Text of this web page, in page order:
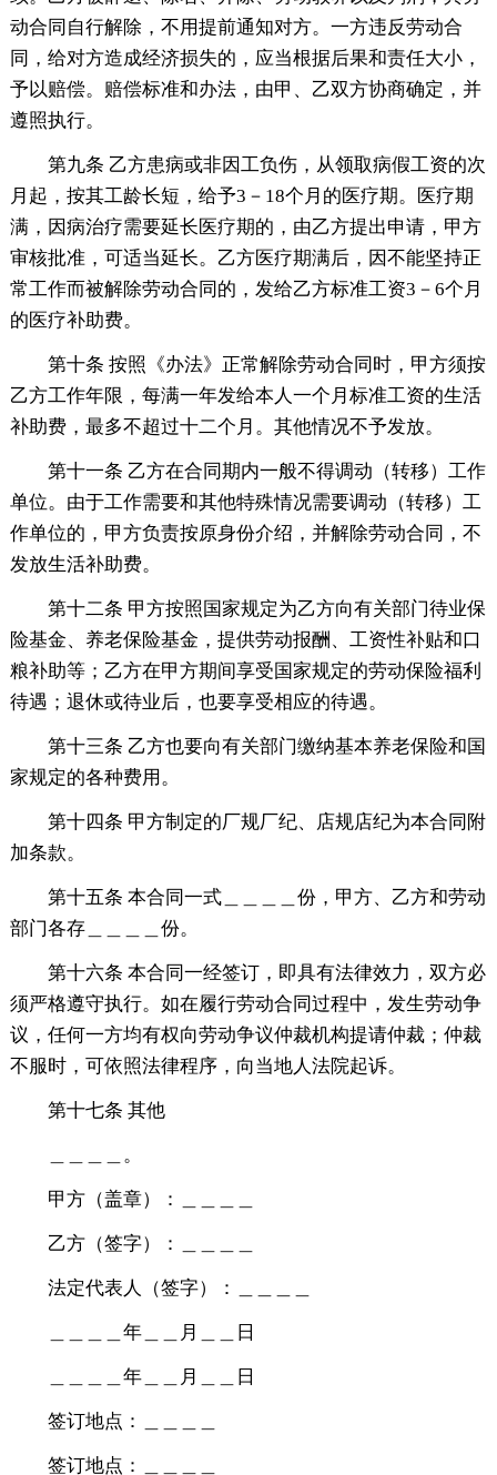
动合同自行解除，不用提前通知对方。一方违反劳动合
同，给对方造成经济损失的，应当根据后果和责任大小，
予以赔偿。赔偿标准和办法，由甲、乙双方协商确定，并
遵照执行。
第九条 乙方患病或非因工负伤，从领取病假工资的次
月起，按其工龄长短，给予3－18个月的医疗期。医疗期
满，因病治疗需要延长医疗期的，由乙方提出申请，甲方
审核批准，可适当延长。乙方医疗期满后，因不能坚持正
常工作而被解除劳动合同的，发给乙方标准工资3－6个月
的医疗补助费。
第十条 按照《办法》正常解除劳动合同时，甲方须按
乙方工作年限，每满一年发给本人一个月标准工资的生活
补助费，最多不超过十二个月。其他情况不予发放。
第十一条 乙方在合同期内一般不得调动（转移）工作
单位。由于工作需要和其他特殊情况需要调动（转移）工
作单位的，甲方负责按原身份介绍，并解除劳动合同，不
发放生活补助费。
第十二条 甲方按照国家规定为乙方向有关部门待业保
险基金、养老保险基金，提供劳动报酬、工资性补贴和口
粮补助等；乙方在甲方期间享受国家规定的劳动保险福利
待遇；退休或待业后，也要享受相应的待遇。
第十三条 乙方也要向有关部门缴纳基本养老保险和国
家规定的各种费用。
第十四条 甲方制定的厂规厂纪、店规店纪为本合同附
加条款。
第十五条 本合同一式＿＿＿＿份，甲方、乙方和劳动
部门各存＿＿＿＿份。
第十六条 本合同一经签订，即具有法律效力，双方必
须严格遵守执行。如在履行劳动合同过程中，发生劳动争
议，任何一方均有权向劳动争议仲裁机构提请仲裁；仲裁
不服时，可依照法律程序，向当地人法院起诉。
第十七条 其他
＿＿＿＿。
甲方（盖章）：＿＿＿＿
乙方（签字）：＿＿＿＿
法定代表人（签字）：＿＿＿＿
＿＿＿＿年＿＿月＿＿日
＿＿＿＿年＿＿月＿＿日
签订地点：＿＿＿＿
签订地点：＿＿＿＿